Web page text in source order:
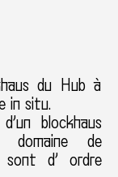
du Hub à
in situ.
blockhaus
de
sont d’ ordre